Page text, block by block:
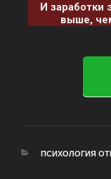
И заработки
выше,
ПСИХОЛОГИЯ